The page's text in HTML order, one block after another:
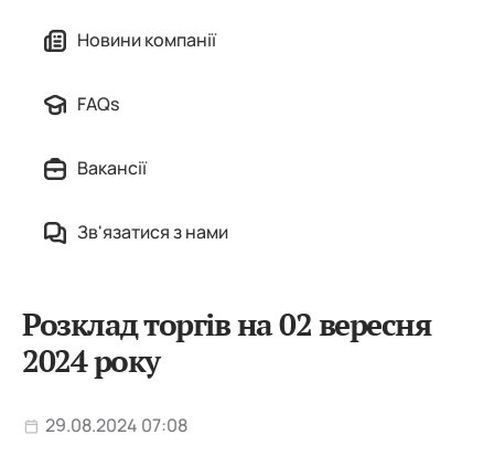
Новини компанії
FAQs
Вакансії
Зв'язатися з нами
Розклад торгів на 02 вересня
2024 року
29.08.2024 07:08